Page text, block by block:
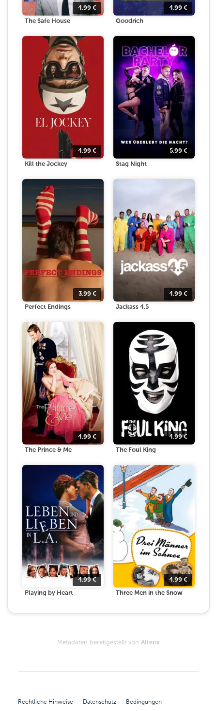
4.99 €
The Safe House
4.99 €
Goodrich
4.99 €
Kill the Jockey
5.99 €
Stag Night
3.99 €
Perfect Endings
4.99 €
Jackass 4.5
4.99 €
The Prince & Me
4.99€
The Foul King
4.99€
Playing by Heart
4.99€
Three Men in the Snow
Metadaten bereitgestellt von Alteox
Rechtliche Hinweise Datenschutz Bedingungen